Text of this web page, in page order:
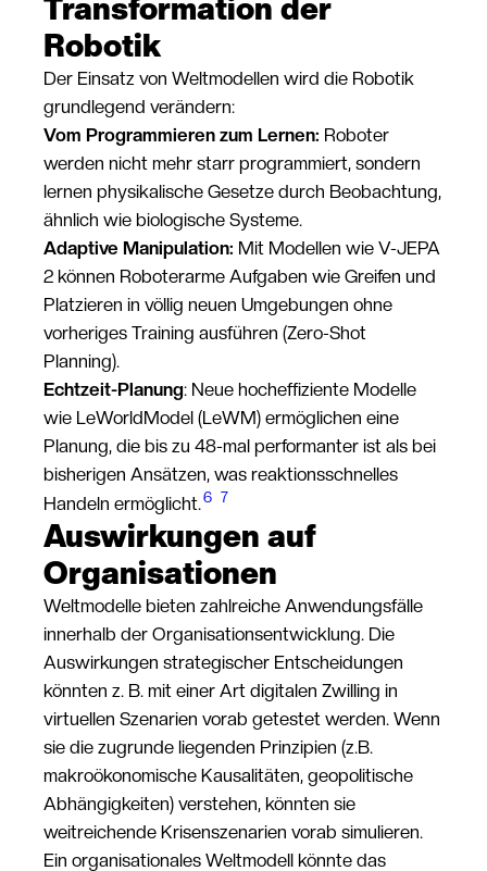
Transformation der
Robotik
Der Einsatz von Weltmodellen wird die Robotik
grundlegend verändern:
Vom Programmieren zum Lernen: Roboter
werden nicht mehr starr programmiert, sondern
lernen physikalische Gesetze durch Beobachtung,
ähnlich wie biologische Systeme.
Adaptive Manipulation: Mit Modellen wie V-JEPA
2 können Roboterarme Aufgaben wie Greifen und
Platzieren in völlig neuen Umgebungen ohne
vorheriges Training ausführen (Zero-Shot
Planning).
Echtzeit-Planung: Neue hocheffiziente Modelle
wie LeWorldModel (LeWM) ermöglichen eine
Planung, die bis zu 48-mal performanter ist als bei
bisherigen Ansätzen, was reaktionsschnelles
Handeln ermöglicht.6 7
Auswirkungen auf
Organisationen
Weltmodelle bieten zahlreiche Anwendungsfälle
innerhalb der Organisationsentwicklung. Die
Auswirkungen strategischer Entscheidungen
könnten z. B. mit einer Art digitalen Zwilling in
virtuellen Szenarien vorab getestet werden. Wenn
sie die zugrunde liegenden Prinzipien (z.B.
makroökonomische Kausalitäten, geopolitische
Abhängigkeiten) verstehen, könnten sie
weitreichende Krisenszenarien vorab simulieren.
Ein organisationales Weltmodell könnte das